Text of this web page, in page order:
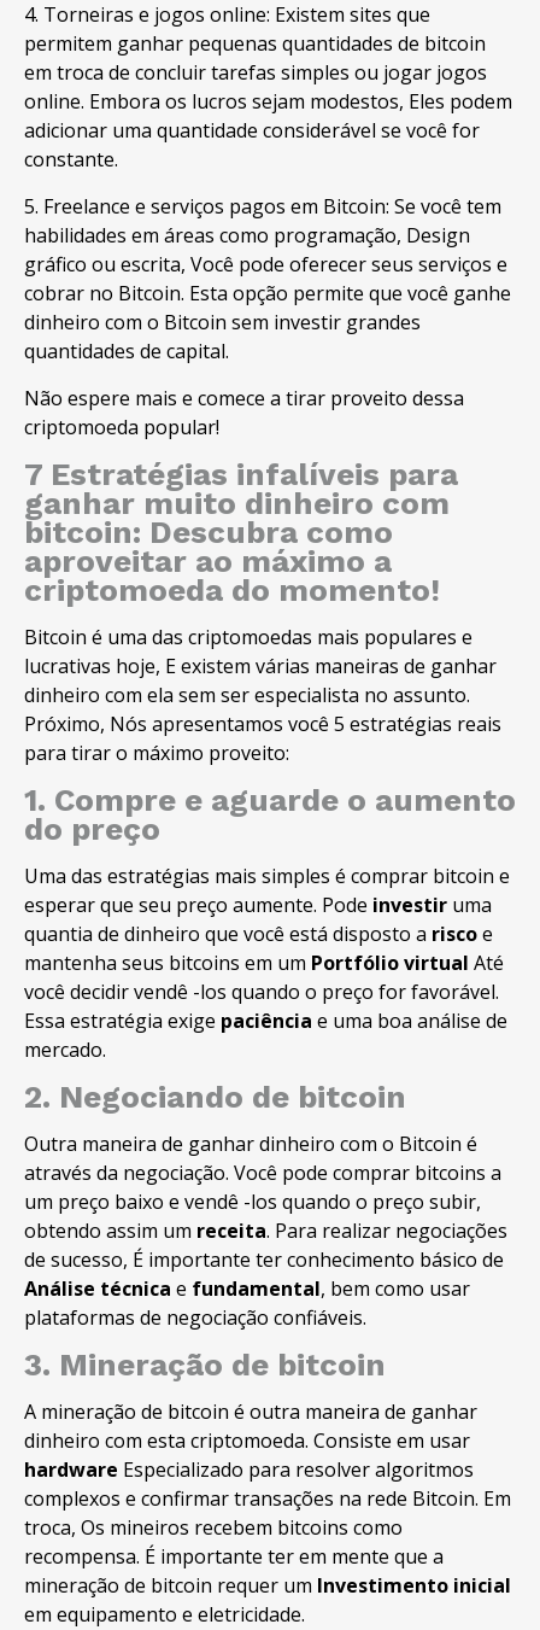
4. Torneiras e jogos online: Existem sites que
permitem ganhar pequenas quantidades de bitcoin
em troca de concluir tarefas simples ou jogar jogos
online. Embora os lucros sejam modestos, Eles podem
adicionar uma quantidade considerável se você for
constante.
5. Freelance e serviços pagos em Bitcoin: Se você tem
habilidades em áreas como programação, Design
gráfico ou escrita, Você pode oferecer seus serviços e
cobrar no Bitcoin. Esta opção permite que você ganhe
dinheiro com o Bitcoin sem investir grandes
quantidades de capital.
Não espere mais e comece a tirar proveito dessa
criptomoeda popular!
7 Estratégias infalíveis para
ganhar muito dinheiro com
bitcoin: Descubra como
aproveitar ao máximo a
criptomoeda do momento!
Bitcoin é uma das criptomoedas mais populares e
lucrativas hoje, E existem várias maneiras de ganhar
dinheiro com ela sem ser especialista no assunto.
Próximo, Nós apresentamos você 5 estratégias reais
para tirar o máximo proveito:
1. Compre e aguarde o aumento
do preço
Uma das estratégias mais simples é comprar bitcoin e
esperar que seu preço aumente. Pode investir uma
quantia de dinheiro que você está disposto a riscoe
mantenha seus bitcoins em um Portfólio virtual Até
você decidir vendê -los quando o preço for favorável.
Essa estratégia exige paciência e uma boa análise de
mercado.
2. Negociando de bitcoin
Outra maneira de ganhar dinheiro com o Bitcoin é
através da negociação. Você pode comprar bitcoins a
um preço baixo e vendê -los quando o preço subir,
obtendo assim um receita. Para realizar negociações
de sucesso, É importante ter conhecimento básico de
Análise técnica e fundamental, bem como usar
plataformas de negociação confiáveis.
3. Mineração de bitcoin
A mineração de bitcoin é outra maneira de ganhar
dinheiro com esta criptomoeda. Consiste em usar
hardware Especializado para resolver algoritmos
complexos e confirmar transações na rede Bitcoin. Em
troca, Os mineiros recebem bitcoins como
recompensa. É importante ter em mente que a
mineração de bitcoin requer um Investimento inicial
em equipamento e eletricidade.